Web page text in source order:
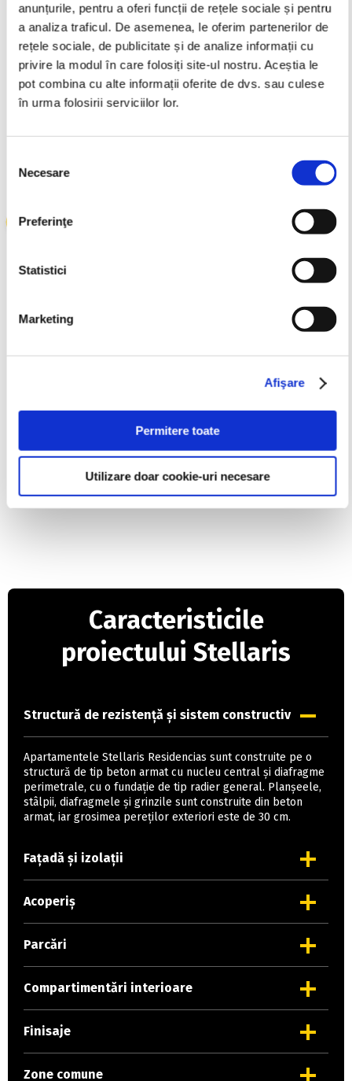
anunțurile, pentru a oferi funcții de rețele sociale și pentru
a analiza traficul. De asemenea, le oferim partenerilor de
rețele sociale, de publicitate și de analize informații cu
privire la modul în care folosiți site-ul nostru. Aceștia le
pot combina cu alte informații oferite de dvs. sau culese
în urma folosirii serviciilor lor.
consimțământului
Necesare
Preferinţe
Statistici
Marketing
Afişare
Permitere toate
Utilizare doar cookie-uri necesare
de toate facilitățile
Drumul Taberei
(4.1 km),
rezidențial, care este dotat cu zone
verzi de peste 3000 mp și spații de
baschet și loc de joacă pentru copii.
Caracteristicile
proiectului Stellaris
Structură de rezistență și sistem constructiv
Apartamentele Stellaris Residencias sunt construite pe o
structură de tip beton armat cu nucleu central și diafragme
perimetrale, cu o fundație de tip radier general. Planșeele,
stâlpii, diafragmele și grinzile sunt construite din beton
armat, iar grosimea pereților exteriori este de 30 cm.
Fațadă și izolații
Acoperiș
Parcări
Compartimentări interioare
Finisaje
Zone comune